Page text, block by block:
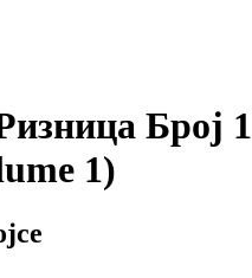
Број
1)